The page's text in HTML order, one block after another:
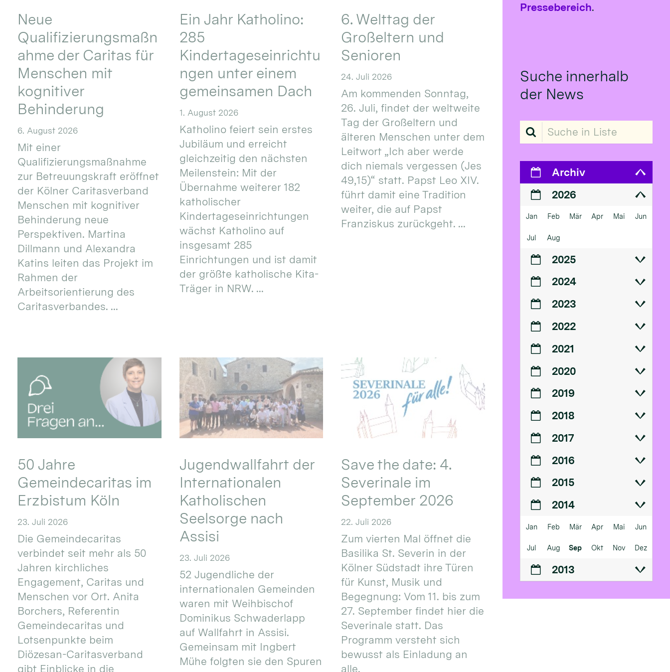
Neue
Qualifizierungsmaßn
ahme der Caritas für
Menschen mit
kognitiver
Behinderung
6. August 2026
Mit einer
Qualifizierungsmaßnahme
zur Betreuungskraft eröffnet
der Kölner Caritasverband
Menschen mit kognitiver
Behinderung neue
Perspektiven. Martina
Dillmann und Alexandra
Katins leiten das Projekt im
Rahmen der
Arbeitsorientierung des
Caritasverbandes. ...
Ein Jahr Katholino:
285
Kindertageseinrichtu
ngen unter einem
gemeinsamen Dach
1. August 2026
Katholino feiert sein erstes
Jubiläum und erreicht
gleichzeitig den nächsten
Meilenstein: Mit der
Übernahme weiterer 182
katholischer
Kindertageseinrichtungen
wächst Katholino auf
insgesamt 285
Einrichtungen und ist damit
der größte katholische Kita-
Träger in NRW. ...
6. Welttag der
Großeltern und
Senioren
24. Juli 2026
Am kommenden Sonntag,
26. Juli, findet der weltweite
Tag der Großeltern und
älteren Menschen unter dem
Leitwort „Ich aber werde
dich niemals vergessen (Jes
49,15)“ statt. Papst Leo XIV.
führt damit eine Tradition
weiter, die auf Papst
Franziskus zurückgeht. ...
50 Jahre
Gemeindecaritas im
Erzbistum Köln
23. Juli 2026
Die Gemeindecaritas
verbindet seit mehr als 50
Jahren kirchliches
Engagement, Caritas und
Menschen vor Ort. Anita
Borchers, Referentin
Gemeindecaritas und
Lotsenpunkte beim
Diözesan-Caritasverband
gibt Einblicke in die
Jugendwallfahrt der
Internationalen
Katholischen
Seelsorge nach
Assisi
23. Juli 2026
52 Jugendliche der
internationalen Gemeinden
waren mit Weihbischof
Dominikus Schwaderlapp
auf Wallfahrt in Assisi.
Gemeinsam mit Ingbert
Mühe folgten sie den Spuren
Save the date: 4.
Severinale im
September 2026
22. Juli 2026
Zum vierten Mal öffnet die
Basilika St. Severin in der
Kölner Südstadt ihre Türen
für Kunst, Musik und
Begegnung: Vom 11. bis zum
27. September findet hier die
Severinale statt. Das
Programm versteht sich
bewusst als Einladung an
alle.
Pressebereich.
Suche innerhalb
der News
Suche in Liste
Archiv
2026
Jan Feb Mär Apr Mai Jun
Jul Aug
2025
2024
2023
2022
2021
2020
2019
2018
2017
2016
2015
2014
Jan Feb Mär Apr Mai Jun
Jul Aug Sep Okt Nov Dez
2013